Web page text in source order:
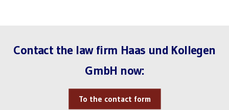
Contact the law firm Haas und Kollegen
GmbH now:
To the contact form